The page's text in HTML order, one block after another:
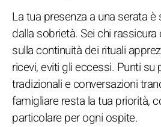
La tua presenza a una serata è
dalla sobrietà. Sei chi rassicura
sulla continuità dei rituali
ricevi, eviti gli eccessi. Punti su
tradizionali e conversazioni
famigliare resta la tua priorità,
particolare per ogni ospite.